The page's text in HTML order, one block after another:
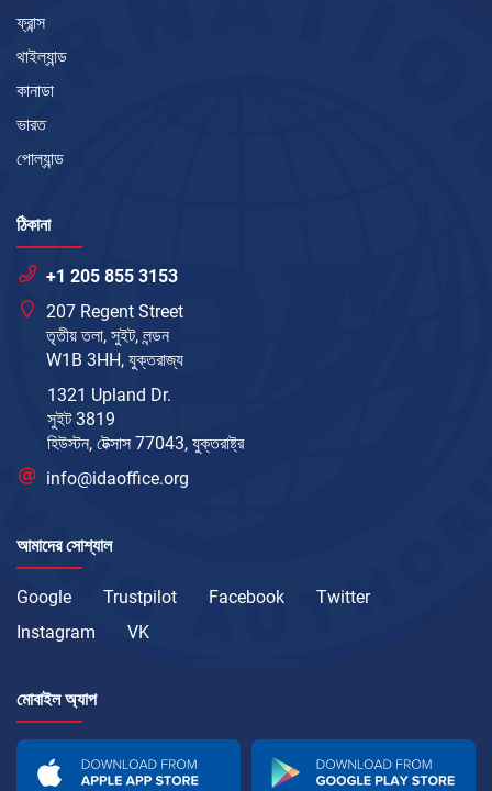
ফ্রান্স
থাইল্যান্ড
কানাডা
ভারত
পোল্যান্ড
ঠিকানা
+1 205 855 3153
207 Regent Street
তৃতীয় তলা, সুইট, লন্ডন
W1B 3HH, যুক্তরাজ্য
1321 Upland Dr.
সুইট 3819
হিউস্টন, টেক্সাস 77043, যুক্তরাষ্ট্র
info@idaoffice.org
আমাদের সোশ্যাল
Google Trustpilot Facebook
Twitter
Instagram
VK
মোবাইল অ্যাপ